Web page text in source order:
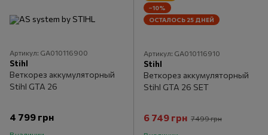
Артикул: GA010116900
Stihl
Веткорез аккумуляторный
Stihl GTA 26
4 799 грн
−10%
ОСТАЛОСЬ 25 ДНЕЙ
Артикул: GA010116910
Stihl
Веткорез аккумуляторный
Stihl GTA 26 SET
6 749 грн 7 499 грн